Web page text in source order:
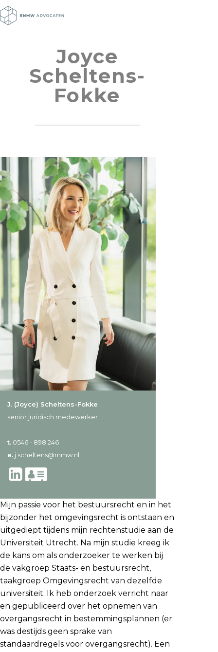
Joyce
Scheltens-
Fokke
Mijn passie voor het bestuursrecht en in het
bijzonder het omgevingsrecht is ontstaan en
uitgediept tijdens mijn rechtenstudie aan de
Universiteit Utrecht. Na mijn studie kreeg ik
de kans om als onderzoeker te werken bij
de vakgroep Staats- en bestuursrecht,
taakgroep Omgevingsrecht van dezelfde
universiteit. Ik heb onderzoek verricht naar
en gepubliceerd over het opnemen van
overgangsrecht in bestemmingsplannen (er
was destijds geen sprake van
standaardregels voor overgangsrecht). Een
J. (Joyce) Scheltens-Fokke
senior juridisch medewerker
t. 0546 - 898 246
e. j.scheltens@rnmw.nl